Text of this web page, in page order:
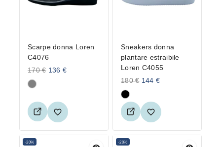
Scarpe donna Loren
C4076
170€ 136€
Sneakers donna
plantare estraibile
Loren C4055
180€ 144€
-20% -20%